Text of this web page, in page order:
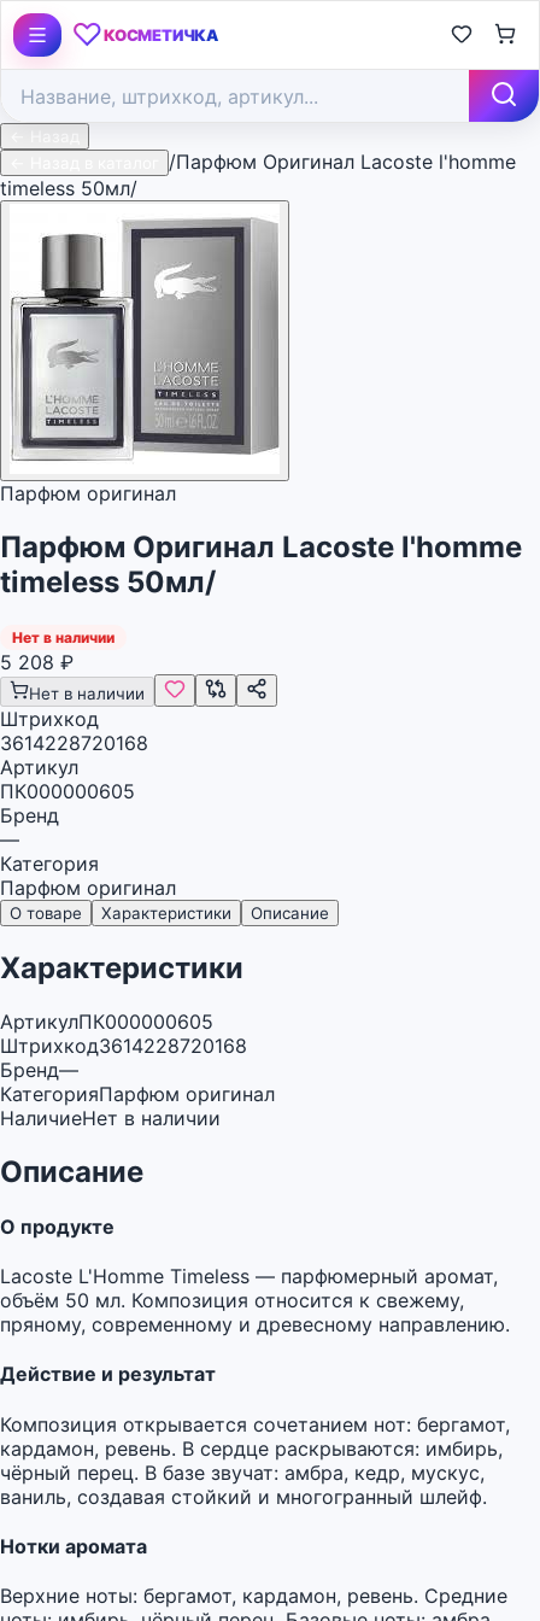
♡КОСМЕТИЧКА
/Парфюм Оригинал Lacoste l'homme
timeless 50мл/
Парфюм оригинал
Парфюм Оригинал Lacoste l'homme
timeless 50мл/
Нет в наличии
5 208 ₽
Нет в наличии
Штрихкод
3614228720168
Артикул
ПК000000605
Бренд
—
Категория
Парфюм оригинал
О товаре Характеристики Описание
Характеристики
АртикулПК000000605
Штрихкод3614228720168
Бренд—
КатегорияПарфюм оригинал
НаличиеНет в наличии
Описание
О продукте
Lacoste L'Homme Timeless — парфюмерный аромат,
объём 50 мл. Композиция относится к свежему,
пряному, современному и древесному направлению.
Действие и результат
Композиция открывается сочетанием нот: бергамот,
кардамон, ревень. В сердце раскрываются: имбирь,
чёрный перец. В базе звучат: амбра, кедр, мускус,
ваниль, создавая стойкий и многогранный шлейф.
Нотки аромата
Верхние ноты: бергамот, кардамон, ревень. Средние